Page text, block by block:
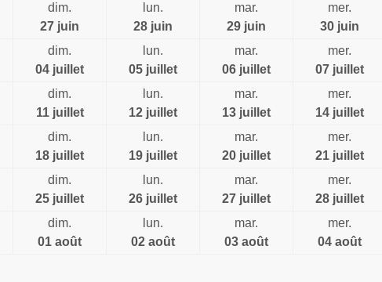
dim.
27 juin
lun.
28 juin
mar.
29 juin
mer.
30 juin
dim.
04 juillet
lun.
05 juillet
mar.
06 juillet
mer.
07 juillet
dim.
11 juillet
lun.
12 juillet
mar.
13 juillet
mer.
14 juillet
dim.
18 juillet
lun.
19 juillet
mar.
20 juillet
mer.
21 juillet
dim.
25 juillet
lun.
26 juillet
mar.
27 juillet
mer.
28 juillet
dim.
01 août
lun.
02 août
mar.
03 août
mer.
04 août